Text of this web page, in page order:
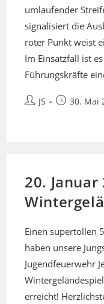
umlaufender
signalisiert die
roter Punkt weist
Im Einsatzfall ist
Führungskräfte
Beitrags-
JS
Beitrag30. Mai
20. Januar
Einen supertollen
haben unsere
Jugendfeuerwehr
erreicht!